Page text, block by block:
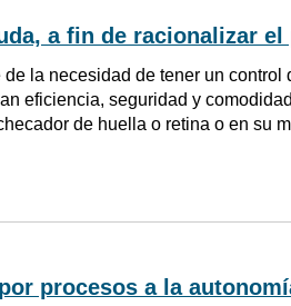
a fin de racionalizar
de la necesidad de tener un
eficiencia, seguridad y
de huella o retina o en su
procesos a la